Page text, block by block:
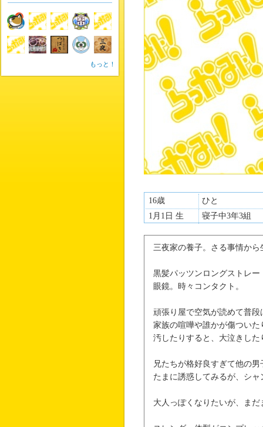
16歳
ひと
1月1日 生
寝子中3年3組
三夜家の養子。さる事情か
黒髪パッツンロングストレ
眼鏡。時々コンタクト。
頑張り屋で空気が読めて普
家族の喧嘩や誰かが傷つい
汚したりすると、大泣きした
兄たちが格好良すぎて他の
たまに誘惑してみるが、シ
大人っぽくなりたいが、まだ
もっと！